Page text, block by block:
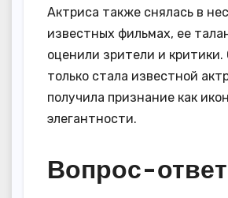
Актриса также снялась в
известных фильмах, ее
оценили зрители и критики.
только стала известной
получила признание как
элегантности.
Вопрос-